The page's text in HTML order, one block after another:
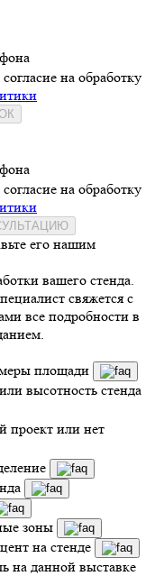
на обработку
на обработку
его нашим
вашего стенда.
свяжется с
все подробности в
площади
высотность стенда
проект или нет
зоны
на стенде
на данной выставке